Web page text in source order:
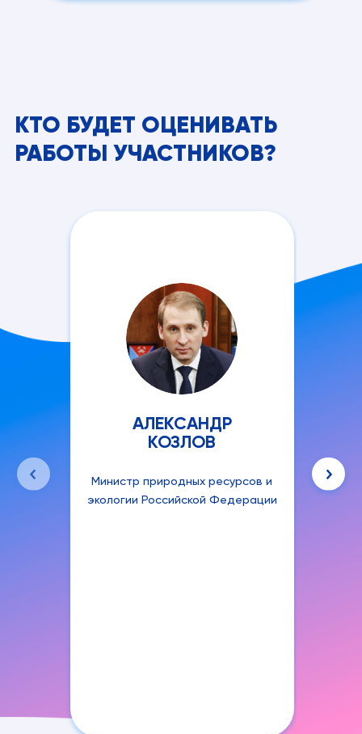
КТО БУДЕТ ОЦЕНИВАТЬ
РАБОТЫ УЧАСТНИКОВ?
АЛЕКСАНДР
КОЗЛОВ
Министр природных ресурсов и
экологии Российской Федерации